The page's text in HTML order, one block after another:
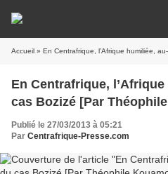
Accueil » En Centrafrique, l’Afrique humiliée, au-
En Centrafrique,
cas Bozizé [Par
Publié le 27/03/2013 à 05:21
Par Centrafrique-Presse.com